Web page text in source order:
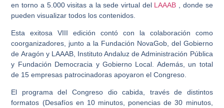
en torno a 5.000 visitas a la sede virtual del LAAAB , donde se
pueden visualizar todos los contenidos.
Esta exitosa VIII edición contó con la colaboración como
coorganizadores, junto a la Fundación NovaGob, del Gobierno
de Aragón y LAAAB, Instituto Andaluz de Administración Pública
y Fundación Democracia y Gobierno Local. Además, un total
de 15 empresas patrocinadoras apoyaron el Congreso.
El programa del Congreso dio cabida, través de distintos
formatos (Desafíos en 10 minutos, ponencias de 30 minutos,